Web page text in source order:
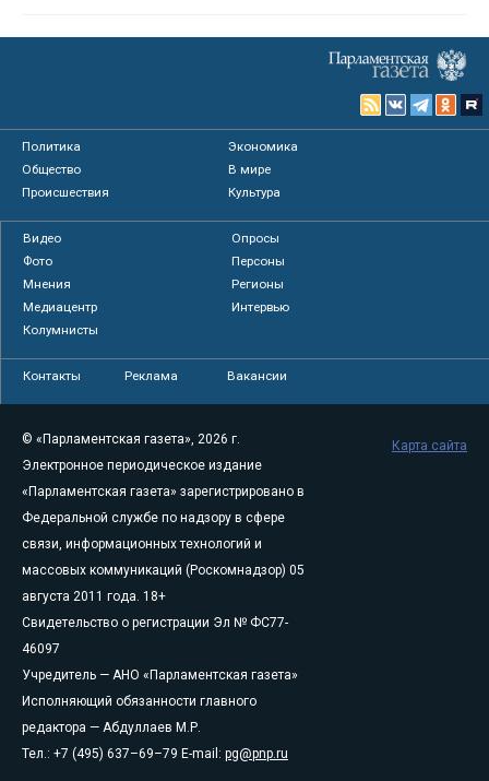
Политика
Экономика
Общество
В мире
Происшествия
Культура
Видео
Опросы
Фото
Персоны
Мнения
Регионы
Медиацентр
Интервью
Колумнисты
Контакты Реклама Вакансии
© «Парламентская газета», 2026 г.
Электронное периодическое издание
«Парламентская газета» зарегистрировано в
Федеральной службе по надзору в сфере
связи, информационных технологий и
массовых коммуникаций (Роскомнадзор) 05
августа 2011 года. 18+
Свидетельство о регистрации Эл № ФС77-
46097
Учредитель — АНО «Парламентская газета»
Исполняющий обязанности главного
редактора — Абдуллаев М.Р.
Тел.: +7 (495) 637–69–79 E-mail: pg@pnp.ru
Карта сайта